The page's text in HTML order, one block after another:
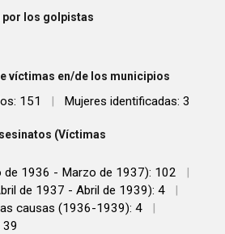
por los golpistas
víctimas en/de los municipios
151 | Mujeres identificadas: 3
(Víctimas
de 1936 - Marzo de 1937): 102
|
de 1937 - Abril de 1939): 4
|
causas (1936-1939): 4
|
39